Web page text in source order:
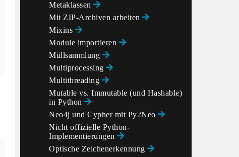
Metaklassen
Mit ZIP-Archiven arbeiten
Mixins
Module importieren
Müllsammlung
Multiprocessing
Multithreading
Mutable vs. Immutable (und Hashable)
in Python
Neo4j und Cypher mit Py2Neo
Nicht offizielle Python-
Implementierungen
Optische Zeichenerkennung